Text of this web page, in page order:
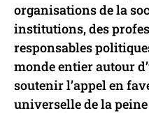
organisations de la
institutions, des
responsables
monde entier autour
soutenir l’appel en
universelle de la